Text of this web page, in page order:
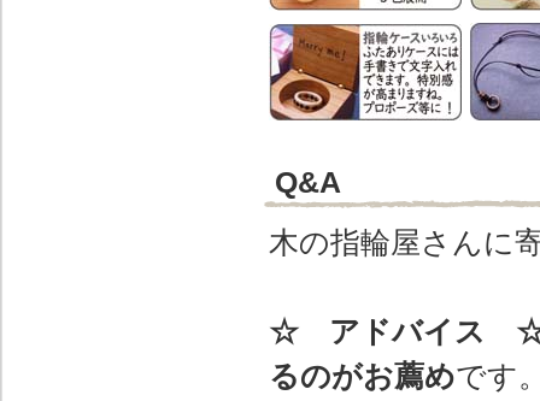
Q&A
木の指輪屋さんに
☆ アドバイス
るのがお薦めです